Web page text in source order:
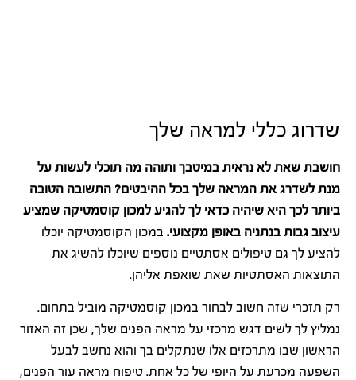
שדרוג כללי למראה שלך
חושבת שאת לא נראית במיטבך ותוהה מה תוכלי לעשות על
מנת לשדרג את המראה שלך בכל ההיבטים? התשובה הטובה
ביותר לכך היא שיהיה כדאי לך להגיע למכון קוסמטיקה שמציע
עיצוב גבות בנתניה באופן מקצועי. במכון הקוסמטיקה יוכלו
להציע לך גם טיפולים אסתטיים נוספים שיוכלו להשיג את
התוצאות האסתטיות שאת שואפת אליהן.
רק תזכרי שזה חשוב לבחור במכון קוסמטיקה מוביל בתחום.
נמליץ לך לשים דגש מרכזי על מראה הפנים שלך, שכן זה האזור
הראשון שבו מתרכזים אלו שנתקלים בך והוא נחשב לבעל
השפעה מכרעת על היופי של כל אחת. טיפוח מראה עור הפנים,